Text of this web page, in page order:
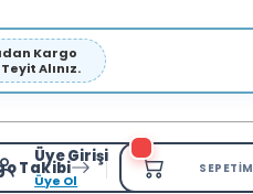
Kargo
Alınız.
Takibi
Üye Girişi
Üye Ol
SEPETIM